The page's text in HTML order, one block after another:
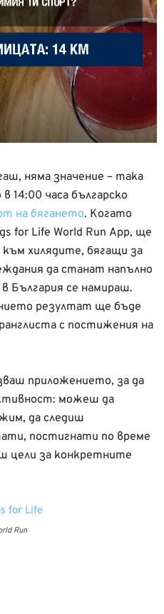
няма значение – така
14:00 часа българско
на бягането. Когато
for Life World Run App, ще
хилядите, бягащи за
да станат напълно
България се намираш.
резултат ще бъде
с постижения на
приложението, за да
можеш да
да следиш
постигнати по време
цели за конкретните
Run